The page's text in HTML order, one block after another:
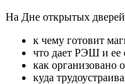
На Дне открытых
к чему готовит
что дает РЭШ и ее
как организовано
куда